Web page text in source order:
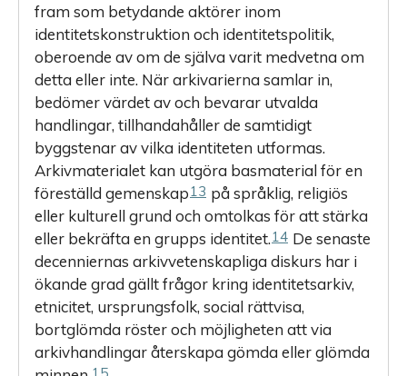
fram som betydande aktörer inom
identitetskonstruktion och identitetspolitik,
oberoende av om de själva varit medvetna om
detta eller inte. När arkivarierna samlar in,
bedömer värdet av och bevarar utvalda
handlingar, tillhandahåller de samtidigt
byggstenar av vilka identiteten utformas.
Arkivmaterialet kan utgöra basmaterial för en
föreställd gemenskap13 på språklig, religiös
eller kulturell grund och omtolkas för att stärka
eller bekräfta en grupps identitet.14 De senaste
decenniernas arkivvetenskapliga diskurs har i
ökande grad gällt frågor kring identitetsarkiv,
etnicitet, ursprungsfolk, social rättvisa,
bortglömda röster och möjligheten att via
arkivhandlingar återskapa gömda eller glömda
15